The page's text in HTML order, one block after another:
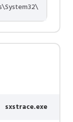
sxstrace.exe